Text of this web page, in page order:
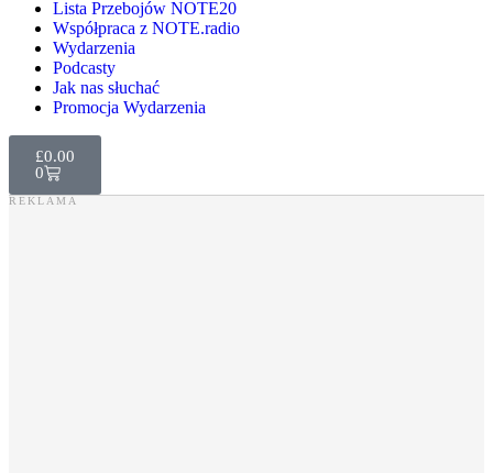
Lista Przebojów NOTE20
Współpraca z NOTE.radio
Wydarzenia
Podcasty
Jak nas słuchać
Promocja Wydarzenia
£0.00
0